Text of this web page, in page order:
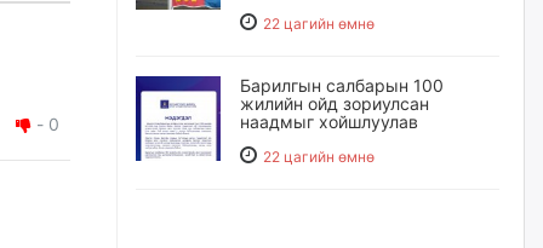
- 0
22 цагийн өмнө
Барилгын салбарын 100
жилийн ойд зориулсан
наадмыг хойшлуулав
22 цагийн өмнө